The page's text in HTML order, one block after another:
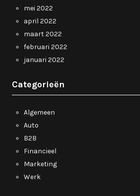
mei 2022
april 2022
maart 2022
februari 2022
januari 2022
Categorieën
Algemeen
Auto
B2B
Financieel
Marketing
Werk